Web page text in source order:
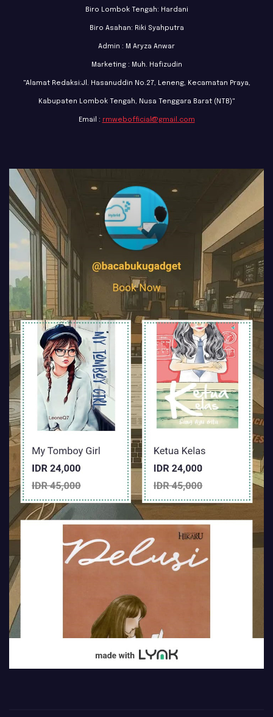
Biro Lombok Tengah: Hardani
Biro Asahan: Riki Syahputra
Admin : M Aryza Anwar
Marketing : Muh. Hafizudin
"Alamat Redaksi:Jl. Hasanuddin No.27, Leneng, Kecamatan Praya,
Kabupaten Lombok Tengah, Nusa Tenggara Barat (NTB)"
Email : rmwebofficial@gmail.com